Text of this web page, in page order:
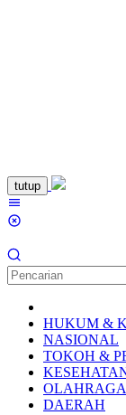
Loncat
ke
konten
tutup
HUKUM &
NASIONAL
TOKOH &
OLAHRAGA
DAERAH